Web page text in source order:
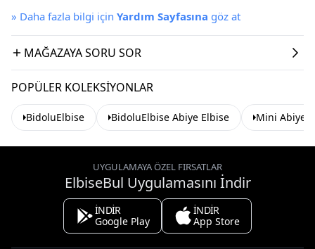
» Daha fazla bilgi için Yardım Sayfasına göz at
MAĞAZAYA SORU SOR
POPÜLER KOLEKSIYONLAR
BidoluElbise BidoluElbise Abiye Elbise Mini Abiye
UYGULAMAYA ÖZEL FIRSATLAR
ElbiseBul Uygulamasını İndir
İNDİR
Google Play
İNDİR
App Store